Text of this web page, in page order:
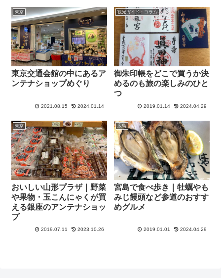
東京
東京交通会館の中にあるア
ンテナショップめぐり
2021.08.15 2024.01.14
観光ガイド・コラム
御朱印帳をどこで買うか決
めるのも旅の楽しみのひと
つ
2019.01.14 2024.04.29
東京
おいしい山形プラザ｜野菜
や果物・玉こんにゃくが買
える銀座のアンテナショッ
プ
2019.07.11 2023.10.26
広島
宮島で食べ歩き｜牡蠣やも
みじ饅頭など参道のおすす
めグルメ
2019.01.01 2024.04.29